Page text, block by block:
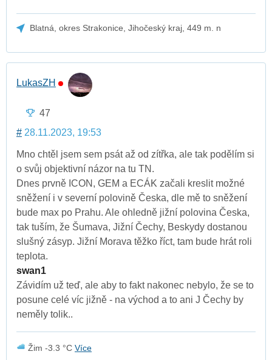
Blatná, okres Strakonice, Jihočeský kraj, 449 m. n
LukasZH
47
# 28.11.2023, 19:53
Mno chtěl jsem sem psát až od zítřka, ale tak podělím si
o svůj objektivní názor na tu TN.
Dnes prvně ICON, GEM a ECÁK začali kreslit možné
sněžení i v severní polovině Česka, dle mě to sněžení
bude max po Prahu. Ale ohledně jižní polovina Česka,
tak tuším, že Šumava, Jižní Čechy, Beskydy dostanou
slušný zásyp. Jižní Morava těžko říct, tam bude hrát roli
teplota.
swan1
Závidím už teď, ale aby to fakt nakonec nebylo, že se to
posune celé víc jižně - na východ a to ani J Čechy by
neměly tolik..
Žim -3.3 °C Více